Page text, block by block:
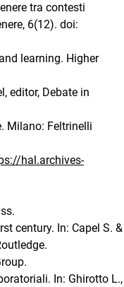
tra contesti
6(12). doi:
learning. Higher
editor, Debate in
Milano: Feltrinelli
hal.archives-
century. In: Capel S. &
In: Ghirotto L.,